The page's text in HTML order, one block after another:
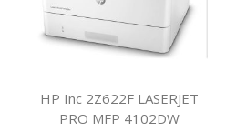
HP Inc 2Z622F LASERJET
PRO MFP 4102DW